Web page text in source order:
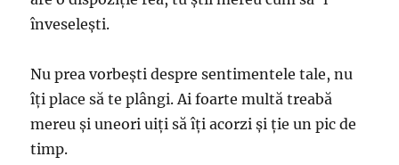
înveselești.
Nu prea vorbești despre sentimentele tale, nu
îți place să te plângi. Ai foarte multă treabă
mereu și uneori uiți să îți acorzi și ție un pic de
timp.